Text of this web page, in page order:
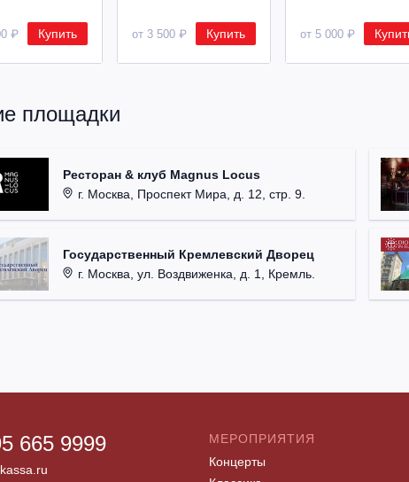
₽ Купить от 3 500 ₽ Купить от 5 000 ₽
площадки
Ресторан & клуб Magnus Locus
г. Москва, Проспект Мира, д. 12, стр. 9.
Государственный Кремлевский Дворец
г. Москва, ул. Воздвиженка, д. 1, Кремль.
665 9999
МЕРОПРИЯТИЯ
Концерты